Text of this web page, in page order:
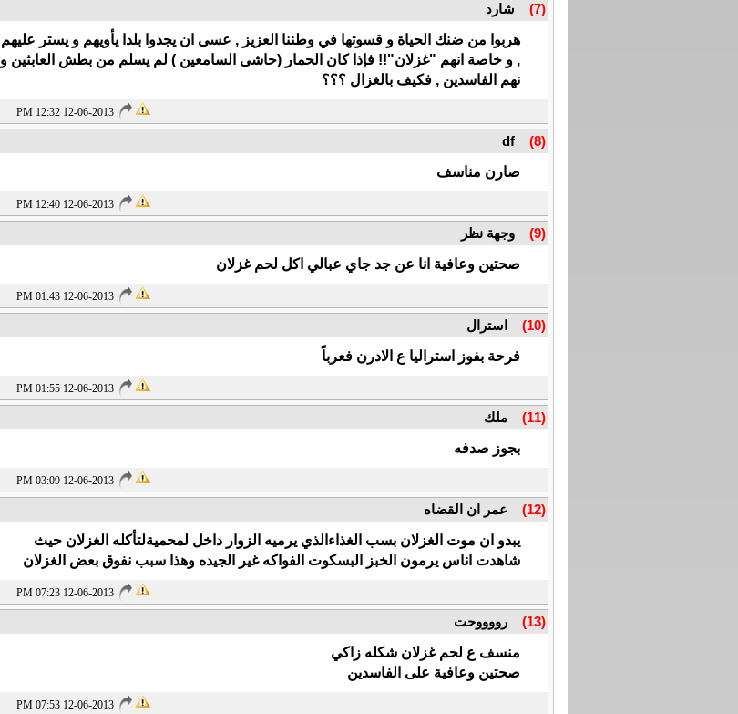
(7)
شارد
هربوا من ضنك الحياة و قسوتها في وطننا العزيز , عسى ان يجدوا بلدا يأويهم و يستر عليهم
, و خاصة انهم "غزلان"!! فإذا كان الحمار (حاشى السامعين ) لم يسلم من بطش العابثين و
نهم الفاسدين , فكيف بالغزال ؟؟؟
12-06-2013 12:32 PM
(8)
صارن مناسف
12-06-2013 12:40 PM
(9)
وجهة نظر
صحتين وعافية انا عن جد جاي عبالي اكل لحم غزلان
12-06-2013 01:43 PM
(10)
استرال
فرحة بفوز استراليا ع الادرن فعرباً
12-06-2013 01:55 PM
(11)
ملك
بجوز صدفه
12-06-2013 03:09 PM
(12)
عمر ان القضاه
يبدو ان موت الغزلان بسب الغذاءالذي يرميه الزوار داخل لمحميةلتأكله الغزلان حيث
شاهدت اناس يرمون الخبز البسكوت الفواكه غير الجيده وهذا سبب نفوق بعض الغزلان
12-06-2013 07:23 PM
(13)
رووووحت
منسف ع لحم غزلان شكله زاكي
صحتين وعافية على الفاسدين
12-06-2013 07:53 PM